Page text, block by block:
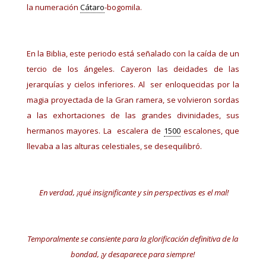
la numeración Cátaro-bogomila.
En la Biblia, este periodo está señalado con la caída de un
tercio de los ángeles. Cayeron las deidades de las
jerarquías y cielos inferiores. Al ser enloquecidas por la
magia proyectada de la Gran ramera, se volvieron sordas
a las exhortaciones de las grandes divinidades, sus
hermanos mayores. La escalera de 1500escalones, que
llevaba a las alturas celestiales, se desequilibró.
En verdad, ¡qué insignificante y sin perspectivas es el mal!
Temporalmente se consiente para la glorificación definitiva de la
bondad, ¡y desaparece para siempre!